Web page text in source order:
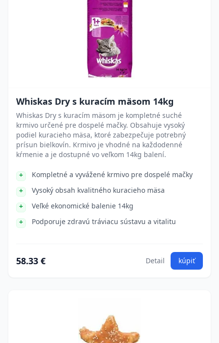
Whiskas Dry s kuracím mäsom 14kg
Whiskas Dry s kuracím mäsom je kompletné suché
krmivo určené pre dospelé mačky. Obsahuje vysoký
podiel kuracieho mäsa, ktoré zabezpečuje potrebný
prísun bielkovín. Krmivo je vhodné na každodenné
kŕmenie a je dostupné vo veľkom 14kg balení.
Kompletné a vyvážené krmivo pre dospelé mačky
Vysoký obsah kvalitného kuracieho mäsa
Veľké ekonomické balenie 14kg
Podporuje zdravú tráviacu sústavu a vitalitu
58.33 € Detail kúpiť